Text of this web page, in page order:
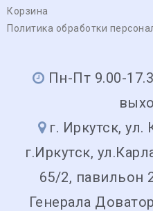
Корзина
Политика обработки
Пн-Пт 9.00-
г. Иркутск,
г.Иркутск,
65/2, павильон
Генерала